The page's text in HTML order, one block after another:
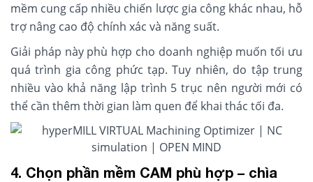
mềm cung cấp nhiều chiến lược gia công khác nhau, hỗ
trợ nâng cao độ chính xác và năng suất.
Giải pháp này phù hợp cho doanh nghiệp muốn tối ưu
quá trình gia công phức tạp. Tuy nhiên, do tập trung
nhiều vào khả năng lập trình 5 trục nên người mới có
thể cần thêm thời gian làm quen để khai thác tối đa.
4. Chọn phần mềm CAM phù hợp – chìa